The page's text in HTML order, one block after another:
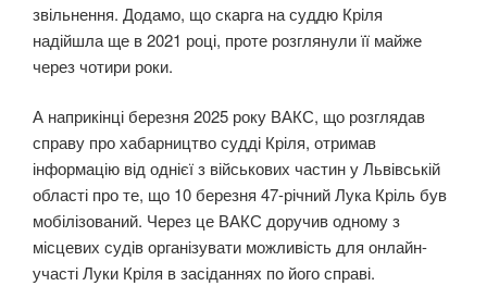
звільнення. Додамо, що скарга на суддю Кріля
надійшла ще в 2021 році, проте розглянули її майже
через чотири роки.
А наприкінці березня 2025 року ВАКС, що розглядав
справу про хабарництво судді Кріля, отримав
інформацію від однієї з військових частин у Львівській
області про те, що 10 березня 47-річний Лука Кріль був
мобілізований. Через це ВАКС доручив одному з
місцевих судів організувати можливість для онлайн-
участі Луки Кріля в засіданнях по його справі.